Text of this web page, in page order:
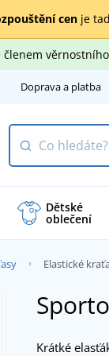
cenje
členem
Doprava a platba
Dětské
oblečení
Elastické
Krátké